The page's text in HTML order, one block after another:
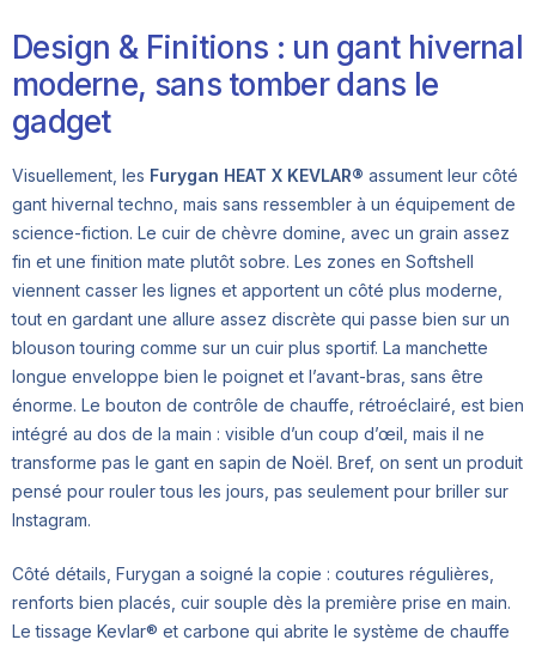
Design & Finitions : un gant hivernal
moderne, sans tomber dans le
gadget
Visuellement, les Furygan HEAT X KEVLAR® assument leur côté
gant hivernal techno, mais sans ressembler à un équipement de
science-fiction. Le cuir de chèvre domine, avec un grain assez
fin et une finition mate plutôt sobre. Les zones en Softshell
viennent casser les lignes et apportent un côté plus moderne,
tout en gardant une allure assez discrète qui passe bien sur un
blouson touring comme sur un cuir plus sportif. La manchette
longue enveloppe bien le poignet et l’avant-bras, sans être
énorme. Le bouton de contrôle de chauffe, rétroéclairé, est bien
intégré au dos de la main : visible d’un coup d’œil, mais il ne
transforme pas le gant en sapin de Noël. Bref, on sent un produit
pensé pour rouler tous les jours, pas seulement pour briller sur
Instagram.
Côté détails, Furygan a soigné la copie : coutures régulières,
renforts bien placés, cuir souple dès la première prise en main.
Le tissage Kevlar® et carbone qui abrite le système de chauffe